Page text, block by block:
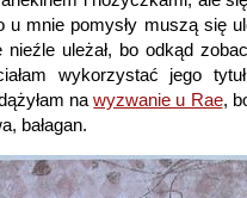
u mnie pomysły muszą się
uleżał, bo odkąd
wykorzystać jego
nawyzwanie u Rae,
bałagan.